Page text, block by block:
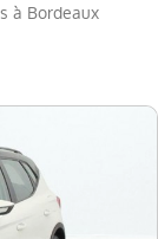
à Bordeaux